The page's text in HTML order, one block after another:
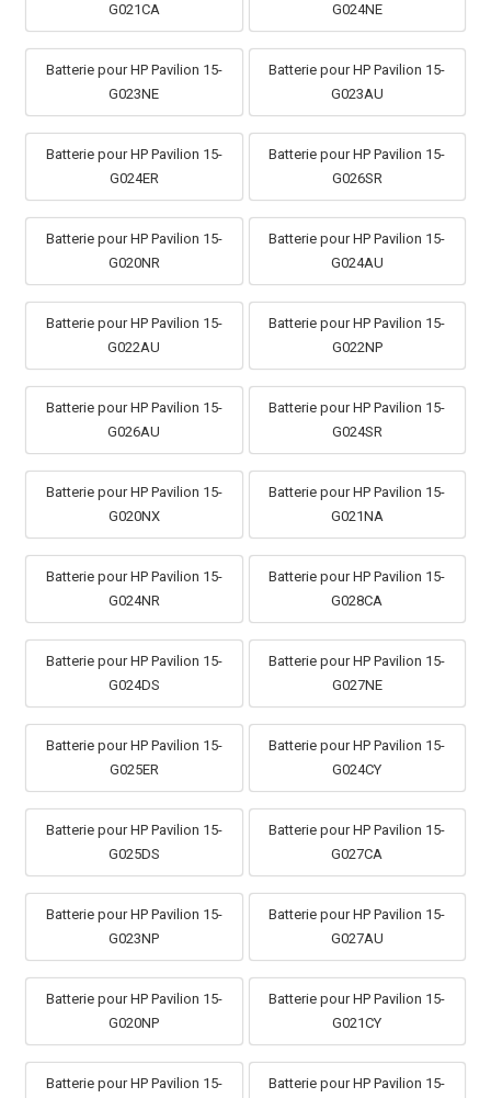
G021CA
G024NE
Batterie pour HP Pavilion 15-
G023NE
Batterie pour HP Pavilion 15-
G023AU
Batterie pour HP Pavilion 15-
G024ER
Batterie pour HP Pavilion 15-
G026SR
Batterie pour HP Pavilion 15-
G020NR
Batterie pour HP Pavilion 15-
G024AU
Batterie pour HP Pavilion 15-
G022AU
Batterie pour HP Pavilion 15-
G022NP
Batterie pour HP Pavilion 15-
G026AU
Batterie pour HP Pavilion 15-
G024SR
Batterie pour HP Pavilion 15-
G020NX
Batterie pour HP Pavilion 15-
G021NA
Batterie pour HP Pavilion 15-
G024NR
Batterie pour HP Pavilion 15-
G028CA
Batterie pour HP Pavilion 15-
G024DS
Batterie pour HP Pavilion 15-
G027NE
Batterie pour HP Pavilion 15-
G025ER
Batterie pour HP Pavilion 15-
G024CY
Batterie pour HP Pavilion 15-
G025DS
Batterie pour HP Pavilion 15-
G027CA
Batterie pour HP Pavilion 15-
G023NP
Batterie pour HP Pavilion 15-
G027AU
Batterie pour HP Pavilion 15-
G020NP
Batterie pour HP Pavilion 15-
G021CY
Batterie pour HP Pavilion 15-
Batterie pour HP Pavilion 15-